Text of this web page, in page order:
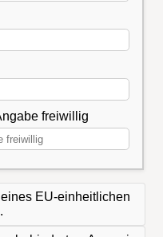
freiwillig
EU-einheitlichen